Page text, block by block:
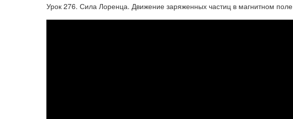
Урок 276. Сила Лоренца. Движение заряженных частиц в магнитном поле